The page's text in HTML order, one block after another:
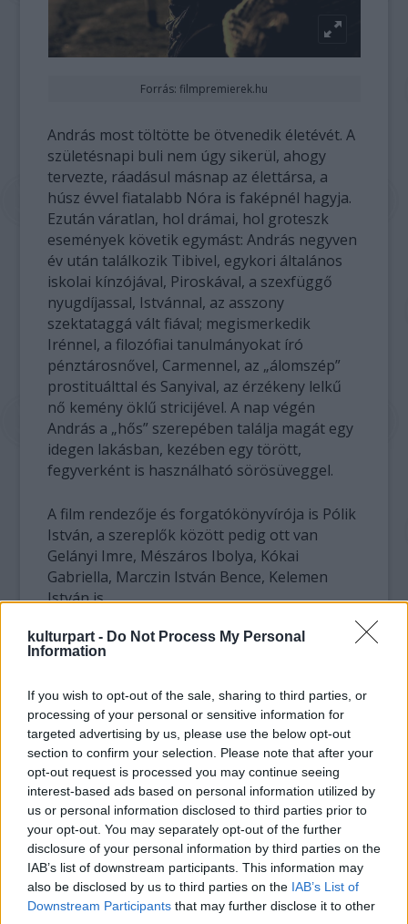
kulturpart - Do Not Process My Personal
Information
If you wish to opt-out of the sale, sharing to third parties, or
processing of your personal or sensitive information for
targeted advertising by us, please use the below opt-out
section to confirm your selection. Please note that after your
opt-out request is processed you may continue seeing
interest-based ads based on personal information utilized by
us or personal information disclosed to third parties prior to
your opt-out. You may separately opt-out of the further
disclosure of your personal information by third parties on the
IAB’s list of downstream participants. This information may
also be disclosed by us to third parties on the IAB’s List of
Downstream Participants that may further disclose it to other
Forrás: filmpremierek.hu
András most töltötte be ötvenedik életévét. A
születésnapi buli nem úgy sikerül, ahogy
tervezte, ráadásul másnap az élettársa, a
húsz évvel fiatalabb Nóra is faképnél hagyja.
Ezután váratlan, hol drámai, hol groteszk
események követik egymást: András negyven
év után találkozik Tibivel, egykori általános
iskolai kínzójával, Piroskával, a szexfüggő
nyugdíjassal, Istvánnal, az asszony
szektataggá vált fiával; megismerkedik
Irénnel, a filozófiai tanulmányokat író
pénztárosnővel, Carmennel, az „álomszép”
prostituálttal és Sanyival, az érzékeny lelkű
nő kemény öklű stricijével. A nap végén
András a „hős” szerepében találja magát egy
idegen lakásban, kezében egy törött,
fegyverként is használható sörösüveggel.
A film rendezője és forgatókönyvírója is Pólik
István, a szereplők között pedig ott van
Gelányi Imre, Mészáros Ibolya, Kókai
Gabriella, Marczin István Bence, Kelemen
István is.
A filmvetítés után az érdeklődők
közönségtalálkozón vehetnek részt Czabán